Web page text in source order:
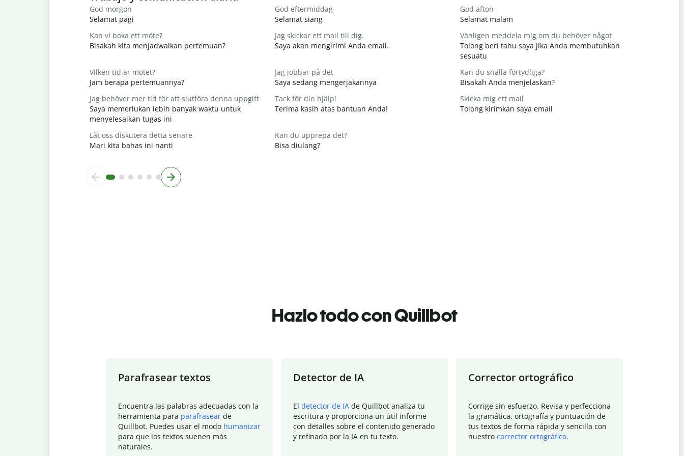
God morgon
Selamat pagi
God eftermiddag
Selamat siang
God afton
Selamat malam
Kan vi boka ett möte?
Bisakah kita menjadwalkan pertemuan?
Jag skickar ett mail till dig.
Saya akan mengirimi Anda email.
Vänligen meddela mig om du behöver något
Tolong beri tahu saya jika Anda membutuhkan
sesuatu
Vilken tid är mötet?
Jam berapa pertemuannya?
Jag jobbar på det
Saya sedang mengerjakannya
Kan du snälla förtydliga?
Bisakah Anda menjelaskan?
Jag behöver mer tid för att slutföra denna uppgift
Saya memerlukan lebih banyak waktu untuk
menyelesaikan tugas ini
Tack för din hjälp!
Terima kasih atas bantuan Anda!
Skicka mig ett mail
Tolong kirimkan saya email
Låt oss diskutera detta senare
Mari kita bahas ini nanti
Kan du upprepa det?
Bisa diulang?
Hazlo todo con Quillbot
Parafrasear textos
Encuentra las palabras adecuadas con la
herramienta para parafrasear de
Quillbot. Puedes usar el modo humanizar
para que los textos suenen más
naturales.
Detector de IA
El detector de IA de Quillbot analiza tu
escritura y proporciona un útil informe
con detalles sobre el contenido generado
y refinado por la IA en tu texto.
Corrector ortográfico
Corrige sin esfuerzo. Revisa y perfecciona
la gramática, ortografía y puntuación de
tus textos de forma rápida y sencilla con
nuestro corrector ortográfico.